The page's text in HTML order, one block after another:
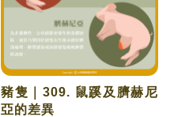
豬隻｜309. 鼠蹊及臍赫尼
亞的差異